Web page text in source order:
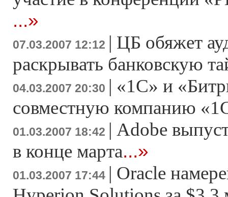
...»
07.03.2007 12:12 | ЦБ обяжет
раскрывать банковскую
04.03.2007 20:30 | «1С» и
совместную компанию
01.03.2007 18:42 | Adobe
в конце марта...»
01.03.2007 17:44 | Oracle